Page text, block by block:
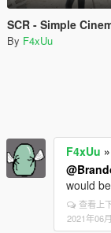
SCR - Simple Cinematic
By F4xUu
F4xUu »
would
查看上
2021年06